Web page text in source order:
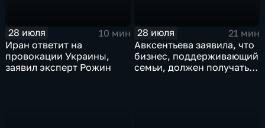
28 июля
10 мин
Иран ответит на
провокации Украины,
заявил эксперт Рожин
28 июля
21 мин
Авксентьева заявила, что
бизнес, поддерживающий
семьи, должен получать